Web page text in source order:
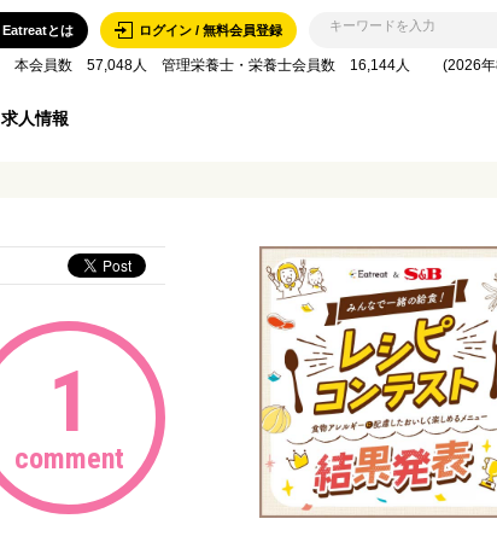
ログイン / 無料会員登録
Eatreatとは
本会員数 57,048人 管理栄養士・栄養士会員数 16,144人 (2026年
求人情報
1
comment